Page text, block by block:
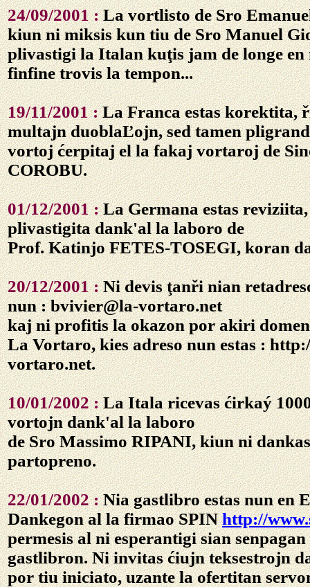
24/09/2001 :La vortlisto de Sro
kiun ni miksis kun tiu de Sro Manuel
plivastigi la Italan kuţis jam de longe
finfine trovis la tempon...
19/11/2001 :La Franca estas korektita,
multajn duoblaĽojn, sed tamen
vortoj ćerpitaj el la fakaj vortaroj de
COROBU.
01/12/2001 :La Germana estas
plivastigita dank'al la laboro de
Prof. Katinjo FETES-TOSEGI, koran
20/12/2001 :Ni devis ţanři nian
nun : bvivier@la-vortaro.net
kaj ni profitis la okazon por akiri
La Vortaro, kies adreso nun estas :
vortaro.net.
10/01/2002 :La Itala ricevas ćirkaý
vortojn dank'al la laboro
de Sro Massimo RIPANI, kiun ni
partopreno.
22/01/2002 :Nia gastlibro estas nun en
Dankegon al la firmao SPINhttp://
permesis al ni esperantigi sian senpagan
gastlibron. Ni invitas ćiujn teksestrojn
por tiu iniciato, uzante la ofertitan